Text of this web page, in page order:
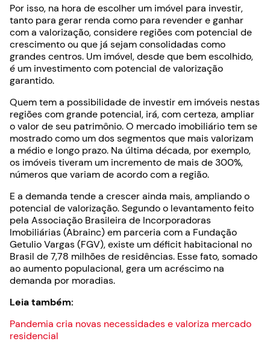
Por isso, na hora de escolher um imóvel para investir,
tanto para gerar renda como para revender e ganhar
com a valorização, considere regiões com potencial de
crescimento ou que já sejam consolidadas como
grandes centros. Um imóvel, desde que bem escolhido,
é um investimento com potencial de valorização
garantido.
Quem tem a possibilidade de investir em imóveis nestas
regiões com grande potencial, irá, com certeza, ampliar
o valor de seu patrimônio. O mercado imobiliário tem se
mostrado como um dos segmentos que mais valorizam
a médio e longo prazo. Na última década, por exemplo,
os imóveis tiveram um incremento de mais de 300%,
números que variam de acordo com a região.
E a demanda tende a crescer ainda mais, ampliando o
potencial de valorização. Segundo o levantamento feito
pela Associação Brasileira de Incorporadoras
Imobiliárias (Abrainc) em parceria com a Fundação
Getulio Vargas (FGV), existe um déficit habitacional no
Brasil de 7,78 milhões de residências. Esse fato, somado
ao aumento populacional, gera um acréscimo na
demanda por moradias.
Leia também:
Pandemia cria novas necessidades e valoriza mercado
residencial